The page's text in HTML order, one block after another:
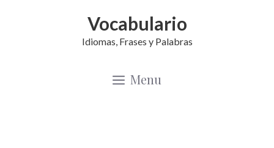
Vocabulario
Idiomas, Frases y Palabras
Menu